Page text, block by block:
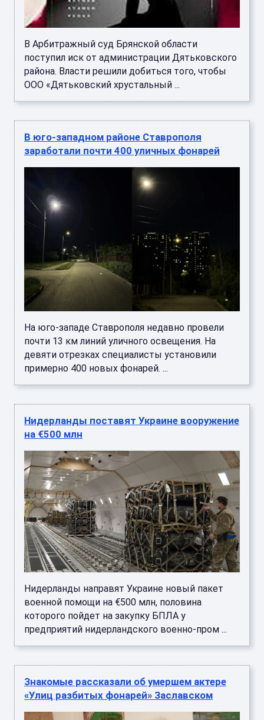
В Арбитражный суд Брянской области
поступил иск от администрации Дятьковского
района. Власти решили добиться того, чтобы
ООО «Дятьковский хрустальный ...
В юго-западном районе Ставрополя
заработали почти 400 уличных фонарей
На юго-западе Ставрополя недавно провели
почти 13 км линий уличного освещения. На
девяти отрезках специалисты установили
примерно 400 новых фонарей. ...
Нидерланды поставят Украине вооружение
на €500 млн
Нидерланды направят Украине новый пакет
военной помощи на €500 млн, половина
которого пойдет на закупку БПЛА у
предприятий нидерландского военно-пром ...
Знакомые рассказали об умершем актере
«Улиц разбитых фонарей» Заславском